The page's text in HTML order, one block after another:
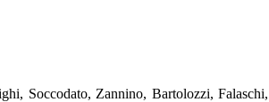
Soccodato, Zannino, Bartolozzi, Falaschi,